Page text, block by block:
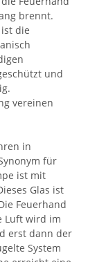
brennt.
die
und
vereinen
in
für
ist mit
Glas ist
Feuerhand
Luft wird im
erst dann der
System